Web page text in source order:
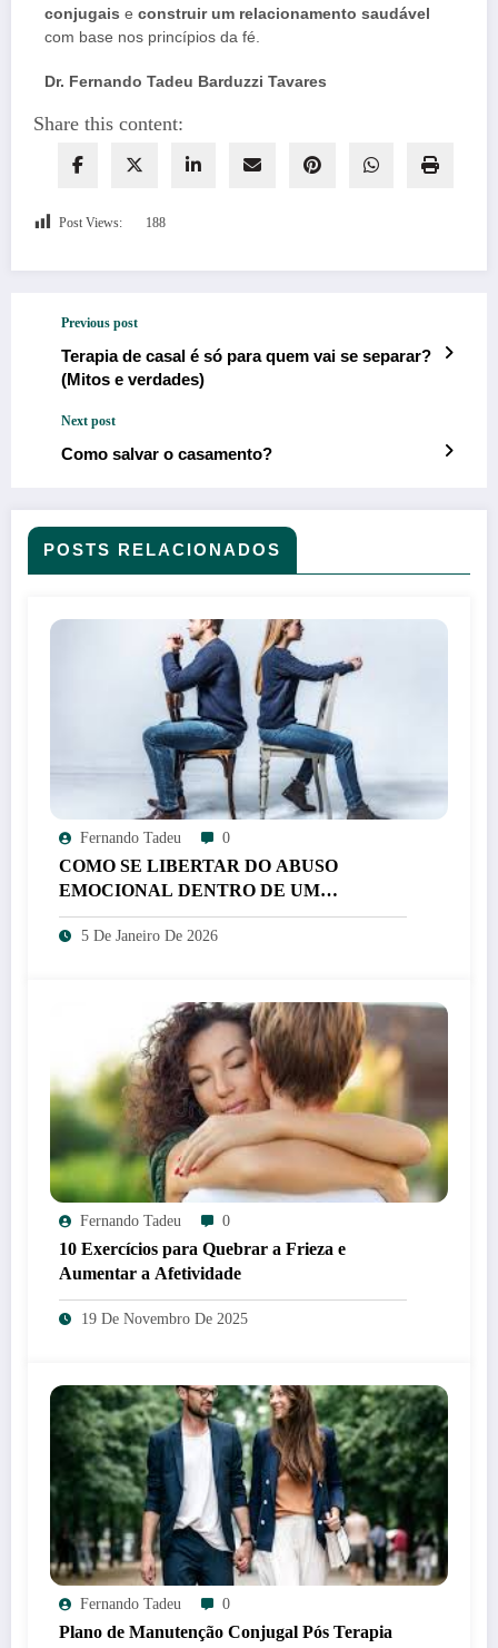
conjugais e construir um relacionamento saudável
com base nos princípios da fé.
Dr. Fernando Tadeu Barduzzi Tavares
Share this content:
Post Views: 188
Previous post
Terapia de casal é só para quem vai se separar?
(Mitos e verdades)
Next post
Como salvar o casamento?
POSTS RELACIONADOS
Fernando Tadeu 0
COMO SE LIBERTAR DO ABUSO
EMOCIONAL DENTRO DE UM
RELACIONAMENTO
5 De Janeiro De 2026
Fernando Tadeu 0
10 Exercícios para Quebrar a Frieza e
Aumentar a Afetividade
19 De Novembro De 2025
Fernando Tadeu 0
Plano de Manutenção Conjugal Pós Terapia